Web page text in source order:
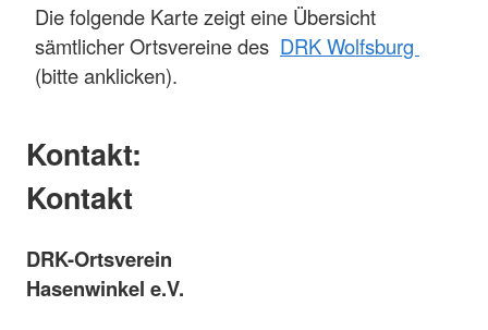
Die folgende Karte zeigt eine Übersicht
sämtlicher Ortsvereine des DRK Wolfsburg
(bitte anklicken).
Kontakt:
Kontakt
DRK-Ortsverein
Hasenwinkel e.V.